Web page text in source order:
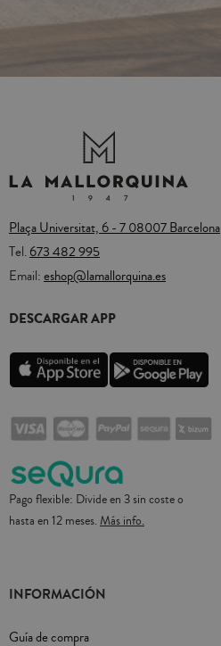
Plaça Universitat, 6 - 7 08007 Barcelona
Tel.673 482 995
Email:eshop@lamallorquina.es
DESCARGAR APP
Pago flexible: Divide en 3 sin coste o
hasta en 12 meses. Más info.
INFORMACIÓN
Guía de compra